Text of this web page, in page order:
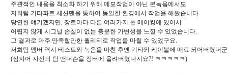
주관적인 내용을 최소화 하기 위해 데모작업이 아닌 본녹음에서도
저희팀 기타파트 세션맨을 통하여 동일한 환경에서 작업을 해봤습니다.
당연한 얘기겠지만, 장르마다 다른 여러가지 톤 메이킹에 있어서
어렵지 않게 시그널 손실이 없는 충분한 가변성을 느낄 수 있었습니다.
그 결과로 아주 만족할만한 퀄리티로 작업을 마칠 수 있었구요.
저희팀 멤버 역시 테스트와 녹음을 마친 후엔 기타와 케이블에 매료 되어버렸더
(심지어 자신의 탐 앤더슨을 장터에 올려버렸다지요?! ㅋㅋㅋㅋㅋ)